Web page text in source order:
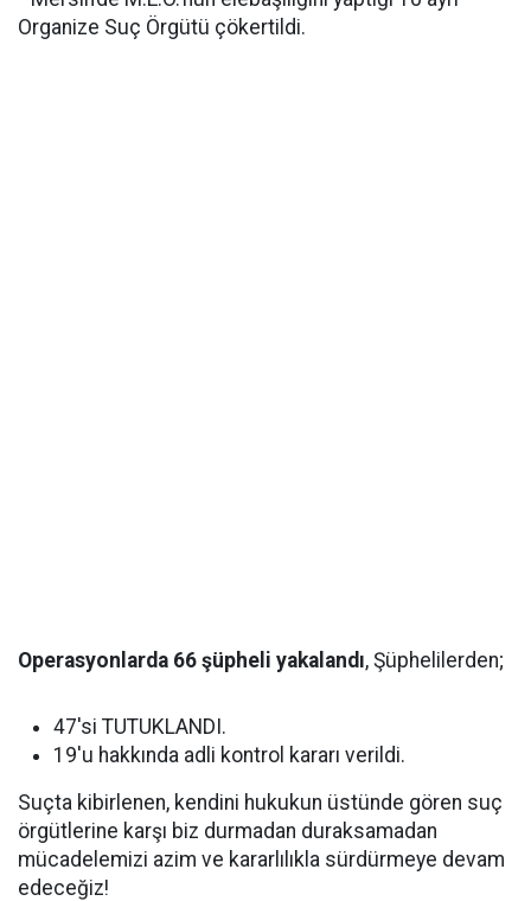
Organize Suç Örgütü çökertildi.
Operasyonlarda 66 şüpheli yakalandı, Şüphelilerden;
47'si TUTUKLANDI.
19'u hakkında adli kontrol kararı verildi.
Suçta kibirlenen, kendini hukukun üstünde gören suç
örgütlerine karşı biz durmadan duraksamadan
mücadelemizi azim ve kararlılıkla sürdürmeye devam
edeceğiz!